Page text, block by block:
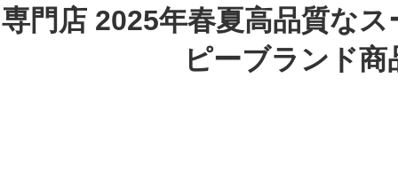
専門店 2025年春夏高品質な
ピーブランド